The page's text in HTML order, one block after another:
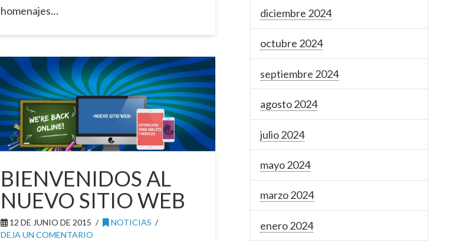
homenajes…
BIENVENIDOS AL
NUEVO SITIO WEB
12 DE JUNIO DE 2015
NOTICIAS
DEJA UN COMENTARIO
diciembre 2024
octubre 2024
septiembre 2024
agosto 2024
julio 2024
mayo 2024
marzo 2024
enero 2024